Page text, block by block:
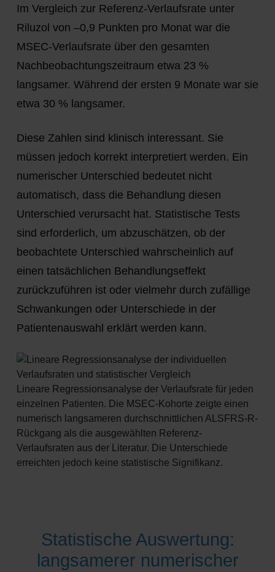
Im Vergleich zur Referenz-Verlaufsrate unter
Riluzol von –0,9 Punkten pro Monat war die
MSEC-Verlaufsrate über den gesamten
Nachbeobachtungszeitraum etwa 23 %
langsamer. Während der ersten 9 Monate war sie
etwa 30 % langsamer.
Diese Zahlen sind klinisch interessant. Sie
müssen jedoch korrekt interpretiert werden. Ein
numerischer Unterschied bedeutet nicht
automatisch, dass die Behandlung diesen
Unterschied verursacht hat. Statistische Tests
sind erforderlich, um abzuschätzen, ob der
beobachtete Unterschied wahrscheinlich auf
einen tatsächlichen Behandlungseffekt
zurückzuführen ist oder vielmehr durch zufällige
Schwankungen oder Unterschiede in der
Patientenauswahl erklärt werden kann.
Lineare Regressionsanalyse der Verlaufsrate für jeden
einzelnen Patienten. Die MSEC-Kohorte zeigte einen
numerisch langsameren durchschnittlichen ALSFRS-R-
Rückgang als die ausgewählten Referenz-
Verlaufsraten aus der Literatur. Die Unterschiede
erreichten jedoch keine statistische Signifikanz.
Statistische Auswertung:
langsamerer numerischer